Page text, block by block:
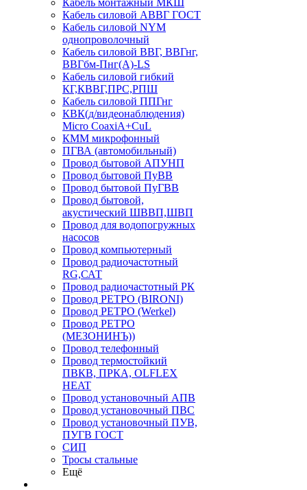
Кабель монтажный МКШ
Кабель силовой АВВГ ГОСТ
Кабель силовой NYM
однопроволочный
Кабель силовой ВВГ, ВВГнг,
ВВГбм-Пнг(А)-LS
Кабель силовой гибкий
КГ,КВВГ,ПРС,РПШ
Кабель силовой ППГнг
КВК(д/видеонаблюдения)
Micro CoaxiA+CuL
КММ микрофонный
ПГВА (автомобильный)
Провод бытовой АПУНП
Провод бытовой ПуВВ
Провод бытовой ПуГВВ
Провод бытовой,
акустический ШВВП,ШВП
Провод для водопогружных
насосов
Провод компьютерный
Провод радиочастотный
RG,САТ
Провод радиочастотный РК
Провод РЕТРО (BIRONI)
Провод РЕТРО (Werkel)
Провод РЕТРО
(МЕЗОНИНЪ))
Провод телефонный
Провод термостойкий
ПВКВ, ПРКА, OLFLEX
HEAT
Провод установочный АПВ
Провод установочный ПВС
Провод установочный ПУВ,
ПУГВ ГОСТ
СИП
Тросы стальные
Ещё